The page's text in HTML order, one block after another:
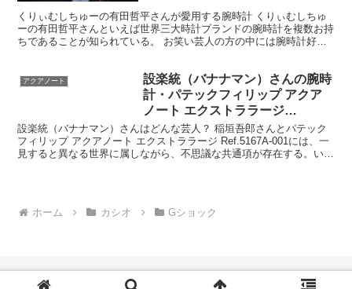
くりぃむしちゅーの有田哲平さんが愛用する腕時計 くりぃむしちゅ
ーの有田哲平さんといえば世界三大時計ブランドの腕時計を複数お持
ちであることが知られている。 お笑い芸人の方の中には腕時計好き
アクアノート
設楽統（バナナマン）さんの腕時
計・パテックフィリップ アクア
ノート エクストララージ
Ref.5167A-001
設楽統（バナナマン）さんはどんな芸人？ 稲垣吾郎さんとパテック
フィリップ アクアノート エクストララージ Ref.5167A-001には、一
見すると異なる世界に属しながら、不思議な共通項が存在する。いず
ホーム カシオ Gショック